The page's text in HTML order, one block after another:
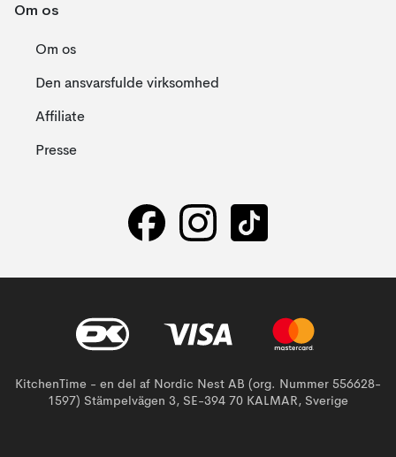
Om os
Om os
Den ansvarsfulde virksomhed
Affiliate
Presse
KitchenTime - en del af Nordic Nest AB (org. Nummer 556628-
1597) Stämpelvägen 3, SE-394 70 KALMAR, Sverige